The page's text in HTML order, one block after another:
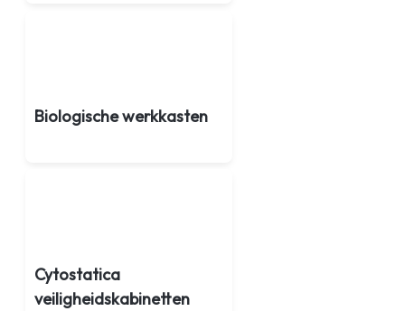
Biologische werkkasten
Cytostatica
veiligheidskabinetten